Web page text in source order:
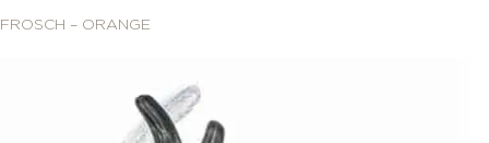
FROSCH – ORANGE